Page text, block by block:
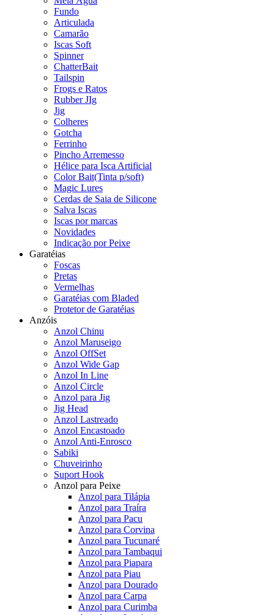
Fundo
Articulada
Camarão
Iscas Soft
Spinner
ChatterBait
Tailspin
Frogs e Ratos
Rubber JIg
Jig
Colheres
Gotcha
Ferrinho
Pincho Arremesso
Hélice para Isca Artificial
Color Bait(Tinta p/soft)
Magic Lures
Cerdas de Saia de Silicone
Salva Iscas
Iscas por marcas
Novidades
Indicação por Peixe
Garatéias
Foscas
Pretas
Vermelhas
Garatéias com Bladed
Protetor de Garatéias
Anzóis
Anzol Chinu
Anzol Maruseigo
Anzol OffSet
Anzol Wide Gap
Anzol In Line
Anzol Circle
Anzol para Jig
Jig Head
Anzol Lastreado
Anzol Encastoado
Anzol Anti-Enrosco
Sabiki
Chuveirinho
Suport Hook
Anzol para Peixe
Anzol para Tilápia
Anzol para Traíra
Anzol para Pacu
Anzol para Corvina
Anzol para Tucunaré
Anzol para Tambaqui
Anzol para Piapara
Anzol para Piau
Anzol para Dourado
Anzol para Carpa
Anzol para Curimba